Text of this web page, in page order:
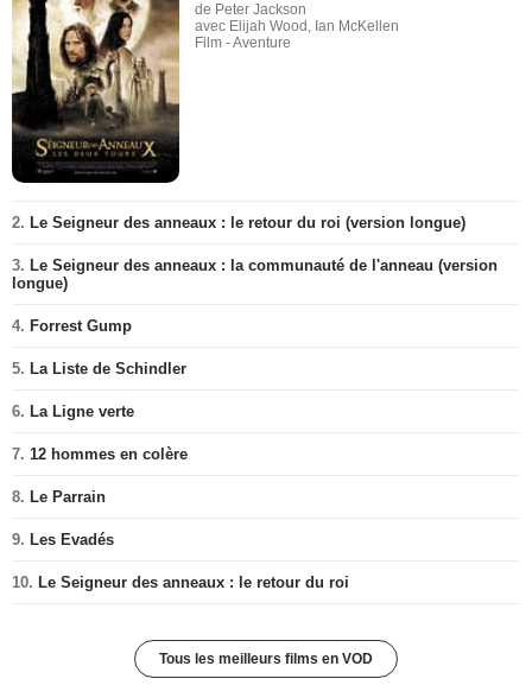
de Peter Jackson
avec Elijah Wood, Ian McKellen
Film - Aventure
2. Le Seigneur des anneaux : le retour du roi (version longue)
3. Le Seigneur des anneaux : la communauté de l'anneau (version
longue)
4. Forrest Gump
5. La Liste de Schindler
6. La Ligne verte
7. 12 hommes en colère
8. Le Parrain
9. Les Evadés
10. Le Seigneur des anneaux : le retour du roi
Tous les meilleurs films en VOD